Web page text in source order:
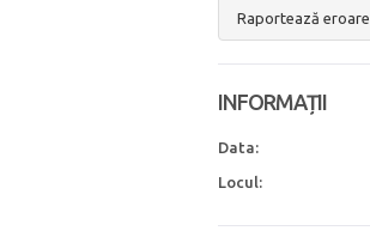
Raportează eroare
INFORMAȚII
Data:
Locul: